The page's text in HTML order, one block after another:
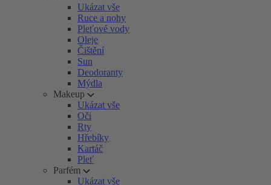
Ukázat vše
Ruce a nohy
Pleťové vody
Oleje
Čištění
Sun
Deodoranty
Mýdla
Makeup
Ukázat vše
Oči
Rty
Hřebíky
Kartáč
Pleť
Parfém
Ukázat vše